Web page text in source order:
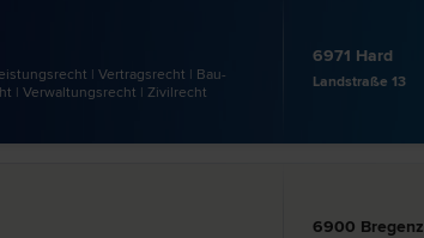
| Vertrags­recht | Bau­
| Verwaltungs­recht | Zivil­recht
6971 Hard
Landstraße 13
6900 Bregenz